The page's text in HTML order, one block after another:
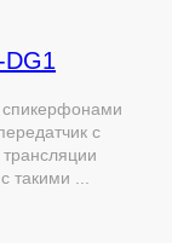
спикерфонами
с
...